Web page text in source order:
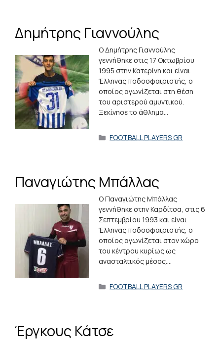
Δημήτρης Γιαννούλης
O Δημήτρης Γιαννούλης
γεννήθηκε στις 17 Οκτωβρίου
1995 στην Κατερίνη και είναι
Έλληνας ποδοσφαιριστής, ο
οποίος αγωνίζεται στη θέση
του αριστερού αμυντικού.
Ξεκίνησε το άθλημα…
Κατηγορίες
FOOTBALL PLAYERS GR
Παναγιώτης Μπάλλας
Ο Παναγιώτης Μπάλλας
γεννήθηκε στην Καρδίτσα, στις 6
Σεπτεμβρίου 1993 και είναι
Έλληνας ποδοσφαιριστής, ο
οποίος αγωνίζεται στον χώρο
του κέντρου κυρίως ως
ανασταλτικός μέσος.…
Κατηγορίες
FOOTBALL PLAYERS GR
Έργκους Κάτσε